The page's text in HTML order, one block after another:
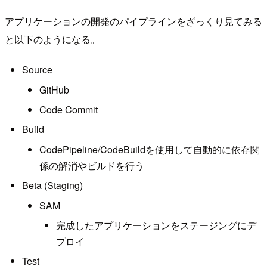
アプリケーションの開発のパイプラインをざっくり見てみる
と以下のようになる。
Source
GitHub
Code Commit
Build
CodePipeline/CodeBuildを使用して自動的に依存関
係の解消やビルドを行う
Beta (Staging)
SAM
完成したアプリケーションをステージングにデ
プロイ
Test